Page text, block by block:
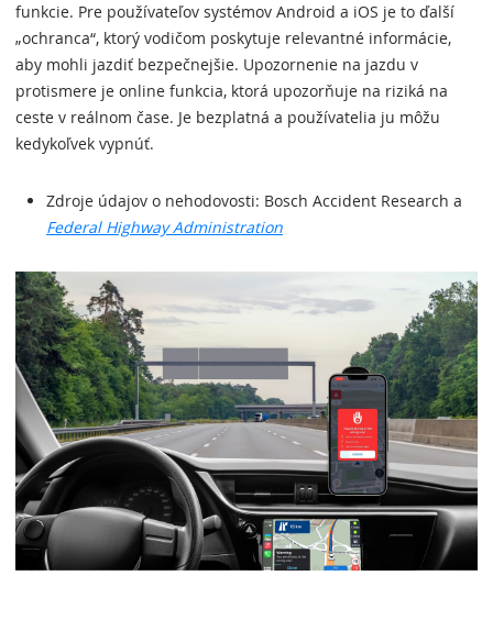
funkcie. Pre používateľov systémov Android a iOS je to ďalší
„ochranca“, ktorý vodičom poskytuje relevantné informácie,
aby mohli jazdiť bezpečnejšie. Upozornenie na jazdu v
protismere je online funkcia, ktorá upozorňuje na riziká na
ceste v reálnom čase. Je bezplatná a používatelia ju môžu
kedykoľvek vypnúť.
Zdroje údajov o nehodovosti: Bosch Accident Research a
Federal Highway Administration